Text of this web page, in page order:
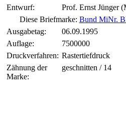
Entwurf:
Prof. Ernst Jünger
Diese Briefmarke: Bund MiNr.
Ausgabetag:
06.09.1995
Auflage:
7500000
Druckverfahren: Rastertiefdruck
Zähnung der
Marke:
geschnitten / 14